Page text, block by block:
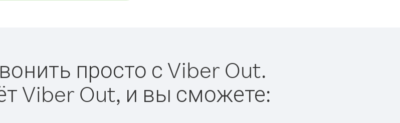
просто с Viber Out.
Viber Out, и вы сможете: